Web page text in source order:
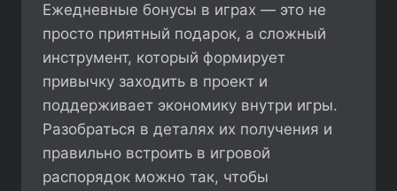
Ежедневные бонусы в играх — это не
просто приятный подарок, а сложный
инструмент, который формирует
привычку заходить в проект и
поддерживает экономику внутри игры.
Разобраться в деталях их получения и
правильно встроить в игровой
распорядок можно так, чтобы